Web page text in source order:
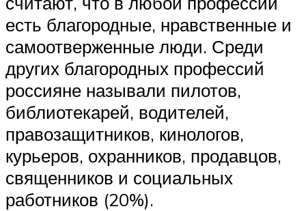
есть благородные, нравственные и
самоотверженные люди. Среди
других благородных профессий
россияне называли пилотов,
библиотекарей, водителей,
правозащитников, кинологов,
курьеров, охранников, продавцов,
священников и социальных
работников (20%).